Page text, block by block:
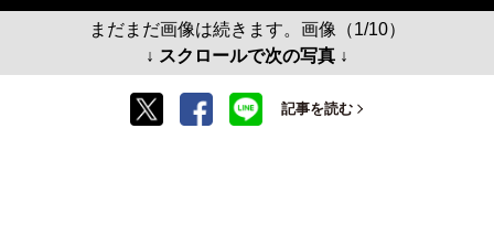
まだまだ画像は続きます。画像（1/10）
↓ スクロールで次の写真 ↓
記事を読む